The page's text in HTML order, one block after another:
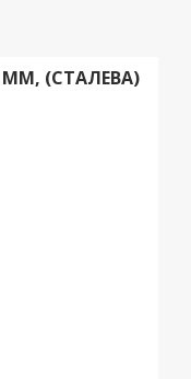
ММ, (СТАЛЕВА)